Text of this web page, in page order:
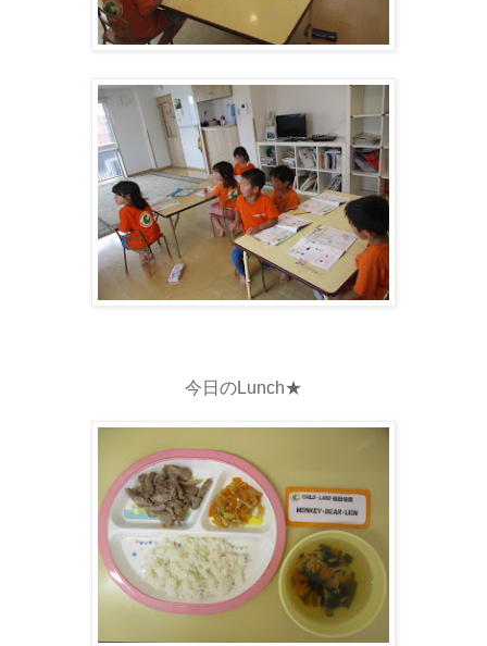
今日のLunch★